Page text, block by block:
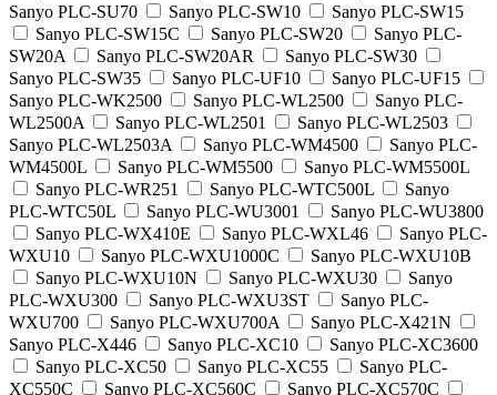
Sanyo PLC-SU70
Sanyo PLC-SW10
Sanyo PLC-SW15
Sanyo PLC-SW15C
Sanyo PLC-SW20
Sanyo PLC-
SW20A
Sanyo PLC-SW20AR
Sanyo PLC-SW30
Sanyo PLC-SW35
Sanyo PLC-UF10
Sanyo PLC-UF15
Sanyo PLC-WK2500
Sanyo PLC-WL2500
Sanyo PLC-
WL2500A
Sanyo PLC-WL2501
Sanyo PLC-WL2503
Sanyo PLC-WL2503A
Sanyo PLC-WM4500
Sanyo PLC-
WM4500L
Sanyo PLC-WM5500
Sanyo PLC-WM5500L
Sanyo PLC-WR251
Sanyo PLC-WTC500L
Sanyo
PLC-WTC50L
Sanyo PLC-WU3001
Sanyo PLC-WU3800
Sanyo PLC-WX410E
Sanyo PLC-WXL46
Sanyo PLC-
WXU10
Sanyo PLC-WXU1000C
Sanyo PLC-WXU10B
Sanyo PLC-WXU10N
Sanyo PLC-WXU30
Sanyo
PLC-WXU300
Sanyo PLC-WXU3ST
Sanyo PLC-
WXU700
Sanyo PLC-WXU700A
Sanyo PLC-X421N
Sanyo PLC-X446
Sanyo PLC-XC10
Sanyo PLC-XC3600
Sanyo PLC-XC50
Sanyo PLC-XC55
Sanyo PLC-
XC550C
Sanyo PLC-XC560C Sanyo PLC-XC570C